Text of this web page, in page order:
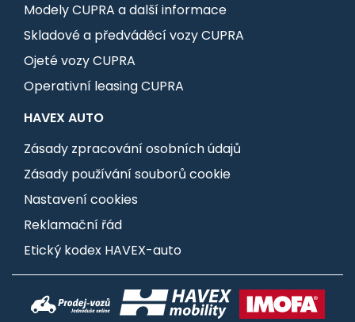
Modely CUPRA a další informace
Skladové a předváděcí vozy CUPRA
Ojeté vozy CUPRA
Operativní leasing CUPRA
HAVEX AUTO
Zásady zpracování osobních údajů
Zásady používání souborů cookie
Nastavení cookies
Reklamační řád
Etický kodex HAVEX-auto